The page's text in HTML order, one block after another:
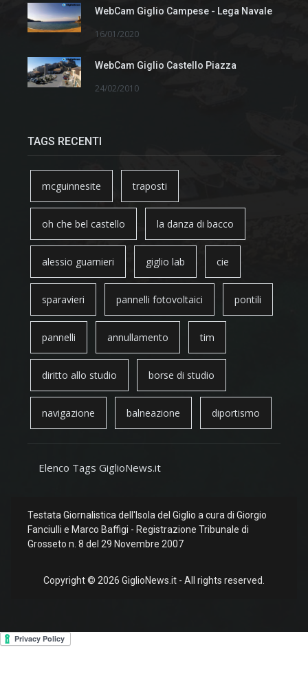
WebCam Giglio Campese - Lega Navale
16/01/2020
WebCam Giglio Castello Piazza
24/02/2010
TAGS RECENTI
mcguinnesite traposti
oh che bel castello la danza di bacco
alessio guarnieri giglio lab cie
sparavieri pannelli fotovoltaici pontili
pannelli annullamento tim
diritto allo studio borse di studio
navigazione balneazione diportismo
Elenco Tags GiglioNews.it
Testata Giornalistica dell'Isola del Giglio a cura di Giorgio
Fanciulli e Marco Baffigi - Registrazione Tribunale di
Grosseto n. 8 del 29 Novembre 2007
Copyright © 2026 GiglioNews.it - All rights reserved.